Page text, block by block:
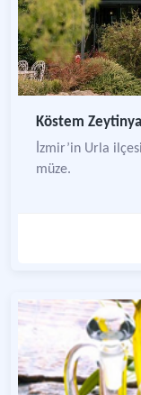
Köstem
İzmir’in Urla
müze.